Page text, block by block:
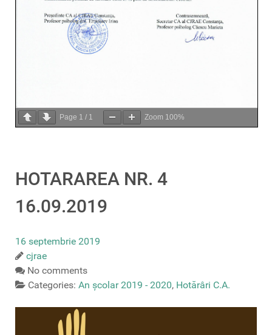
Page 1 / 1 Zoom 100%
HOTARAREA NR. 4
16.09.2019
16 septembrie 2019
cjrae
No comments
Categories: An școlar 2019 - 2020, Hotărâri C.A.